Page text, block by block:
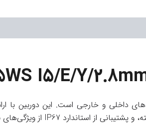
داخلی و خارجی است. این دوربین با